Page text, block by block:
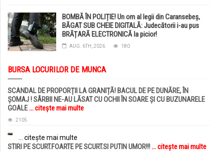
BOMBĂ ÎN POLIȚIE! Un om al legii din Caransebeș,
BĂGAT SUB CHEIE DIGITALĂ: Judecătorii i-au pus
BRĂȚARĂ ELECTRONICĂ la picior!
AUG. 6TH, 2026 180
BURSA LOCURILOR DE MUNCA
SCANDAL DE PROPORȚII LA GRANIȚĂ! BACUL DE PE DUNĂRE, ÎN
ȘOMAJ ! SÂRBII NE-AU LĂSAT CU OCHII ÎN SOARE ȘI CU BUZUNARELE
GOALE... citește mai multe
2105
... citește mai multe
STIRI PE SCURT.FOARTE PE SCURT.SI PUTIN UMOR!!!... citește mai multe